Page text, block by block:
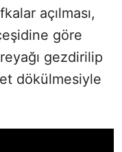
açılması,
göre
gezdirilip
dökülmesiyle